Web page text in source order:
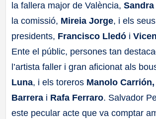
la fallera major de València,
la comissió, Mireia Jorge, i els
presidents, Francisco Lledó i
Ente el públic, persones tan
l’artista faller i gran aficionat als
Luna, i els toreros Manolo
Barrera i Rafa Ferraro. Salvador
este pecular acte que va comptar